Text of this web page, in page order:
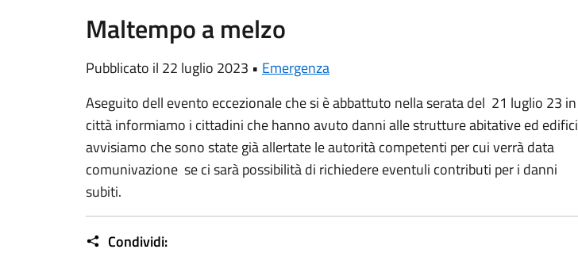
Maltempo a melzo
Pubblicato il 22 luglio 2023 • Emergenza
Aseguito dell evento eccezionale che si è abbattuto nella serata del 21 luglio 23 in
città informiamo i cittadini che hanno avuto danni alle strutture abitative ed edifici
avvisiamo che sono state già allertate le autorità competenti per cui verrà data
comunivazione se ci sarà possibilità di richiedere eventuli contributi per i danni
subiti.
Condividi: